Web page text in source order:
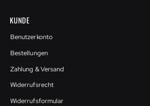
KUNDE
Benutzerkonto
Bestellungen
Zahlung & Versand
Widerrufsrecht
Widerrufsformular